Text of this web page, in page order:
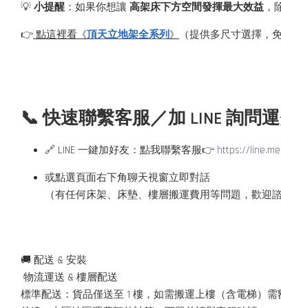
💡 小提醒：如果你想讓 高架床下方空間發揮最大效益 ，
👉 點這裡看 《頂天立地架全系列》 （提供多尺寸選擇，
📞 快速聯繫客服／加 LINE 詢問
🔗 LINE 一鍵加好友：點我聯繫客服👉 https://
或點選頁面右下角聊天視窗立即對話
（有任何床架、床墊、樓層搬運費用等問題，歡迎諮
🚚 配送 & 安裝
物流運送 & 樓層配送
標準配送：貨品僅送至 1 樓，如需搬運上樓（含電梯）需